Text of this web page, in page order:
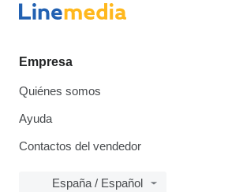
Empresa
Quiénes somos
Ayuda
Contactos del vendedor
España / Español